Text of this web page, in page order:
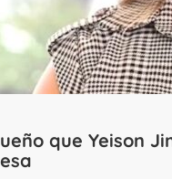
que Yeison